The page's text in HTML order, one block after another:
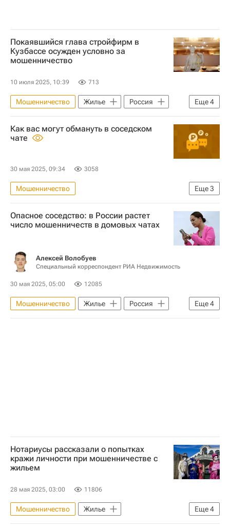
Покаявшийся глава стройфирм в
Кузбассе осужден условно за
мошенничество
10 июля 2025, 10:39 713
Еще4
Мошенничество Жилье
Россия
Кемеровская область
Гурьевск
Криминал
Аварийные дома
Как вас могут обмануть в соседском
чате
30 мая 2025, 09:34 3058
Еще3
Мошенничество
Мультимедиа – РИА Недвижимость
Жилье
Россия
Опасное соседство: в России растет
число мошенничеств в домовых чатах
Алексей Волобуев
Специальный корреспондент РИА Недвижимость
30 мая 2025, 05:00 12085
Еще4
Мошенничество Жилье
Россия
Министерство строительства и жилищно-коммунального хозяйства РФ (Минстрой России)
Нотариусы рассказали о попытках
кражи личности при мошенничестве с
жильем
28 мая 2025, 03:00 11806
Еще4
Мошенничество
Жилье
Федеральная нотариальная палата: нотариусы советуют